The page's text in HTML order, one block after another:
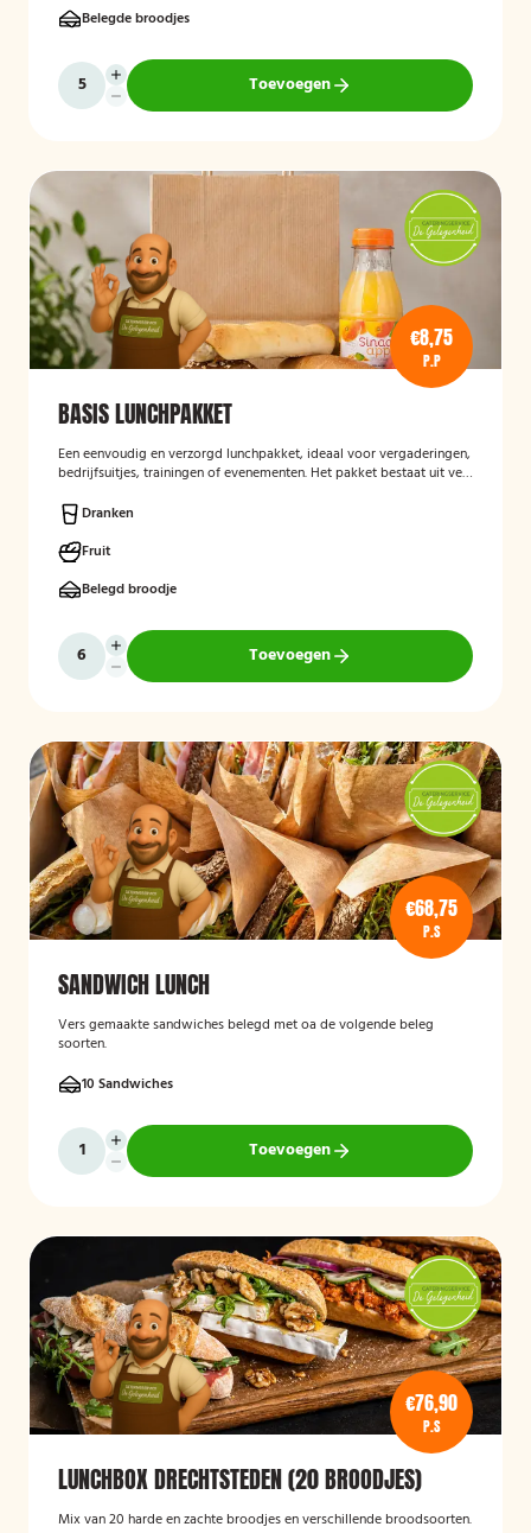
Belegde broodjes
Toevoegen
€8,75
P.P
BASIS LUNCHPAKKET
Een eenvoudig en verzorgd lunchpakket, ideaal voor vergaderingen,
bedrijfsuitjes, trainingen of evenementen. Het pakket bestaat uit vers
lunch voor onderweg of op locatie.
Dranken
Fruit
Belegd broodje
Toevoegen
€68,75
P.S
SANDWICH LUNCH
Vers gemaakte sandwiches belegd met oa de volgende beleg
soorten.
10 Sandwiches
Toevoegen
€76,90
P.S
LUNCHBOX DRECHTSTEDEN (20 BROODJES)
Mix van 20 harde en zachte broodjes en verschillende broodsoorten.